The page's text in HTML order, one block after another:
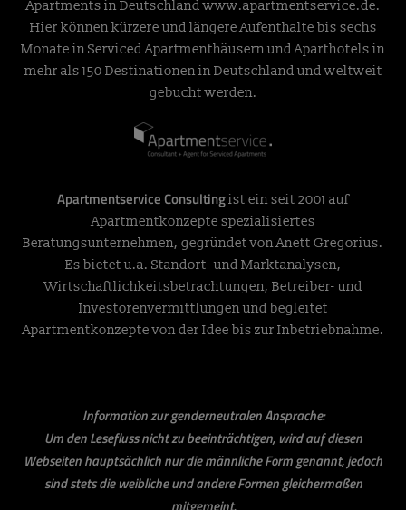
Apartments in Deutschlandwww.apartmentservice.de.
Hier können kürzere und längere Aufenthalte bis sechs
Monate in Serviced Apartmenthäusern und Aparthotels in
mehr als 150 Destinationen in Deutschland und weltweit
gebucht werden.
Apartmentservice Consultingist ein seit 2001 auf
Apartmentkonzepte spezialisiertes
Beratungsunternehmen, gegründet von Anett Gregorius.
Es bietet u.a. Standort- und Marktanalysen,
Wirtschaftlichkeitsbetrachtungen, Betreiber- und
Investorenvermittlungen und begleitet
Apartmentkonzepte von der Idee bis zur Inbetriebnahme.
Information zur genderneutralen Ansprache:
Um den Lesefluss nicht zu beeinträchtigen, wird auf diesen
Webseiten hauptsächlich nur die männliche Form genannt, jedoch
sind stets die weibliche und andere Formen gleichermaßen